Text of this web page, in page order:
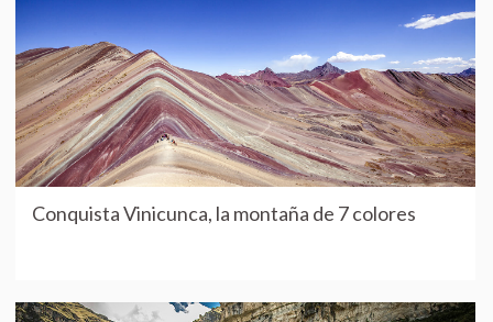
Conquista Vinicunca, la montaña de 7 colores